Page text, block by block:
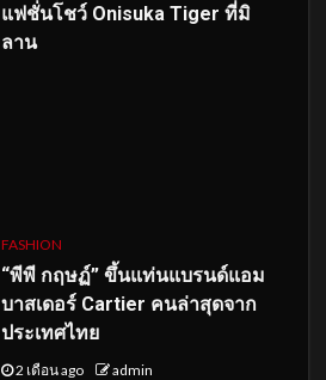
แฟชั่นโชว์ Onisuka Tiger ที่มิ
ลาน
FASHION
“พีพี กฤษฏ์” ขึ้นแท่นแบรนด์แอม
บาสเดอร์ Cartier คนล่าสุดจาก
ประเทศไทย
2 เดือน ago admin